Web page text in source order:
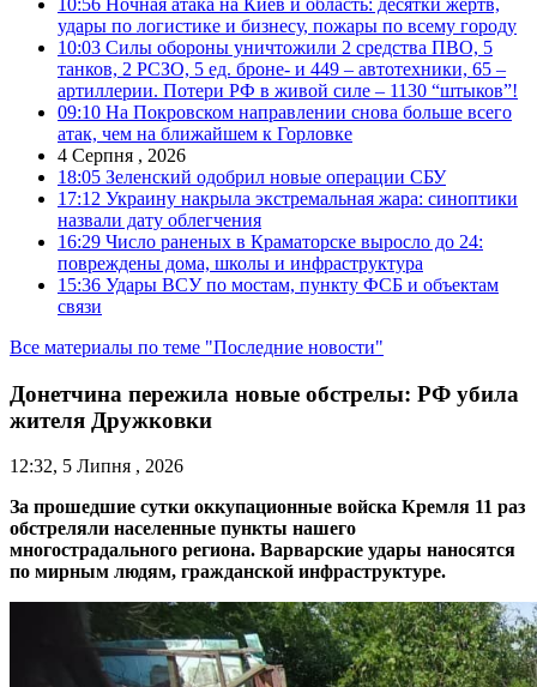
удары по логистике и бизнесу, пожары по всему городу
10:03 Силы обороны уничтожили 2 средства ПВО, 5
танков, 2 РСЗО, 5 ед. броне- и 449 – автотехники, 65 –
артиллерии. Потери РФ в живой силе – 1130 “штыков”!
09:10 На Покровском направлении снова больше всего
атак, чем на ближайшем к Горловке
4 Серпня , 2026
18:05 Зеленский одобрил новые операции СБУ
17:12 Украину накрыла экстремальная жара: синоптики
назвали дату облегчения
16:29 Число раненых в Краматорске выросло до 24:
повреждены дома, школы и инфраструктура
15:36 Удары ВСУ по мостам, пункту ФСБ и объектам
связи
Все материалы по теме "Последние новости"
Донетчина пережила новые обстрелы: РФ убила
жителя Дружковки
12:32, 5 Липня , 2026
За прошедшие сутки оккупационные войска Кремля 11 раз
обстреляли населенные пункты нашего
многострадального региона. Варварские удары наносятся
по мирным людям, гражданской инфраструктуре.